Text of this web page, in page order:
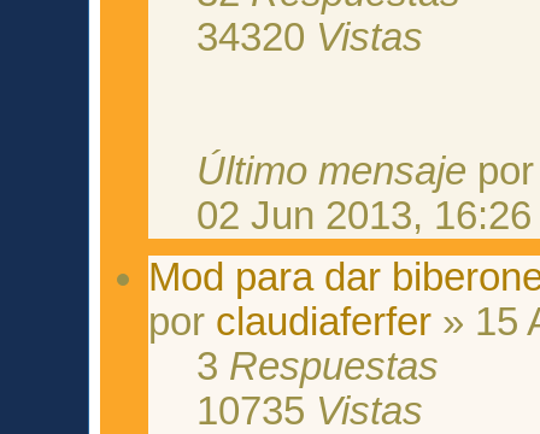
34320 Vistas
Último mensaje
02 Jun 2013, 16:26
Mod para dar
por claudiaferfer » 15
3 Respuestas
10735 Vistas